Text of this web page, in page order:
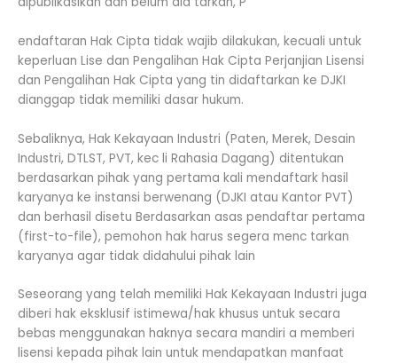
endaftaran Hak Cipta tidak wajib dilakukan, kecuali untuk
keperluan Lise dan Pengalihan Hak Cipta Perjanjian Lisensi
dan Pengalihan Hak Cipta yang tin didaftarkan ke DJKI
dianggap tidak memiliki dasar hukum.
Sebaliknya, Hak Kekayaan Industri (Paten, Merek, Desain
Industri, DTLST, PVT, kec li Rahasia Dagang) ditentukan
berdasarkan pihak yang pertama kali mendaftark hasil
karyanya ke instansi berwenang (DJKI atau Kantor PVT)
dan berhasil disetu Berdasarkan asas pendaftar pertama
(first-to-file), pemohon hak harus segera menc tarkan
karyanya agar tidak didahului pihak lain
Seseorang yang telah memiliki Hak Kekayaan Industri juga
diberi hak eksklusif istimewa/hak khusus untuk secara
bebas menggunakan haknya secara mandiri a memberi
lisensi kepada pihak lain untuk mendapatkan manfaat